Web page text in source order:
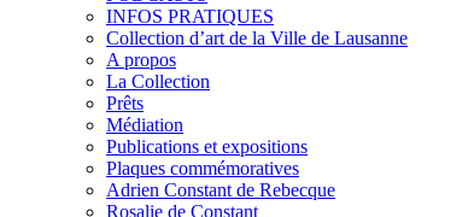
INFOS PRATIQUES
Collection d’art de la Ville de Lausanne
A propos
La Collection
Prêts
Médiation
Publications et expositions
Plaques commémoratives
Adrien Constant de Rebecque
Rosalie de Constant